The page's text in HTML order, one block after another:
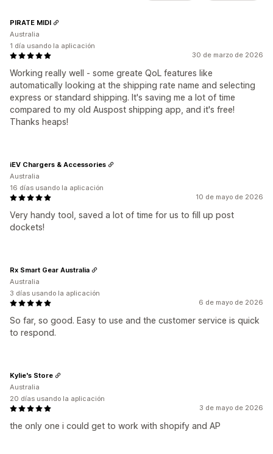
30 de marzo de 2026
Working really well - some greate QoL features like
automatically looking at the shipping rate name and selecting
express or standard shipping. It's saving me a lot of time
compared to my old Auspost shipping app, and it's free!
Thanks heaps!
PIRATE MIDI
Australia
1 día usando la aplicación
10 de mayo de 2026
Very handy tool, saved a lot of time for us to fill up post
dockets!
iEV Chargers & Accessories
Australia
16 días usando la aplicación
6 de mayo de 2026
So far, so good. Easy to use and the customer service is quick
to respond.
Rx Smart Gear Australia
Australia
3 días usando la aplicación
3 de mayo de 2026
the only one i could get to work with shopify and AP
Kylie's Store
Australia
20 días usando la aplicación